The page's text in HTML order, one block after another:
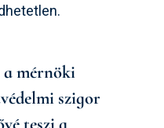
a mérnöki
szigor